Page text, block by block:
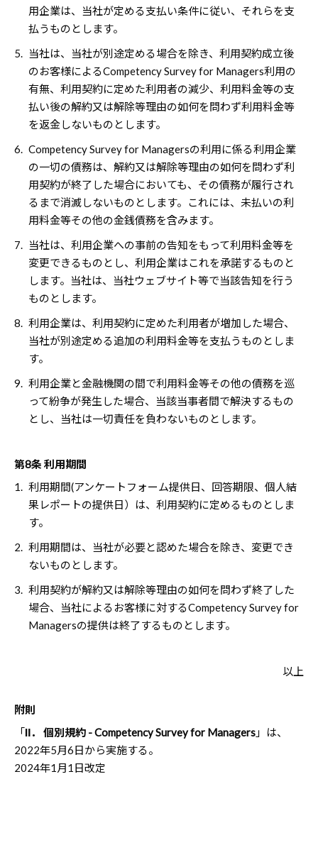
用企業は、当社が定める支払い条件に従い、それらを支
払うものとします。
5. 当社は、当社が別途定める場合を除き、利用契約成立後
のお客様によるCompetency Survey for Managers利用の
有無、利用契約に定めた利用者の減少、利用料金等の支
払い後の解約又は解除等理由の如何を問わず利用料金等
を返金しないものとします。
6. Competency Survey for Managersの利用に係る利用企業
の一切の債務は、解約又は解除等理由の如何を問わず利
用契約が終了した場合においても、その債務が履行され
るまで消滅しないものとします。これには、未払いの利
用料金等その他の金銭債務を含みます。
7. 当社は、利用企業への事前の告知をもって利用料金等を
変更できるものとし、利用企業はこれを承諾するものと
します。当社は、当社ウェブサイト等で当該告知を行う
ものとします。
8. 利用企業は、利用契約に定めた利用者が増加した場合、
当社が別途定める追加の利用料金等を支払うものとしま
す。
9. 利用企業と金融機関の間で利用料金等その他の債務を巡
って紛争が発生した場合、当該当事者間で解決するもの
とし、当社は一切責任を負わないものとします。
第8条 利用期間
1. 利用期間(アンケートフォーム提供日、回答期限、個人結
果レポートの提供日）は、利用契約に定めるものとしま
す。
2. 利用期間は、当社が必要と認めた場合を除き、変更でき
ないものとします。
3. 利用契約が解約又は解除等理由の如何を問わず終了した
場合、当社によるお客様に対するCompetency Survey for
Managersの提供は終了するものとします。
以上
附則
「Ⅱ． 個別規約 - Competency Survey for Managers 」は、
2022年5月6日から実施する。
2024年1月1日改定